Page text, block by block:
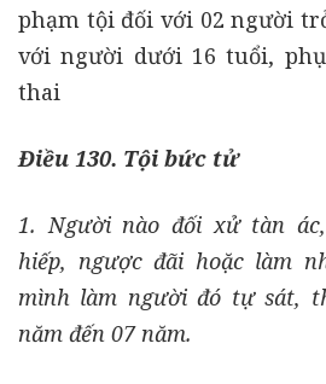
phạm tội đối với 02 người
với người dưới 16 tuổi,
thai
Điều 130. Tội bức tử
1. Người nào đối xử tàn
hiếp, ngược đãi hoặc làm
mình làm người đó tự sát,
năm đến 07 năm.